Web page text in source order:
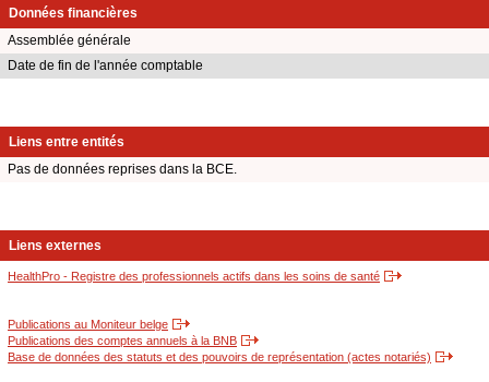
Données financières
Assemblée générale
Date de fin de l'année comptable
Liens entre entités
Pas de données reprises dans la BCE.
Liens externes
HealthPro - Registre des professionnels actifs dans les soins de santé
Publications au Moniteur belge
Publications des comptes annuels à la BNB
Base de données des statuts et des pouvoirs de représentation (actes notariés)